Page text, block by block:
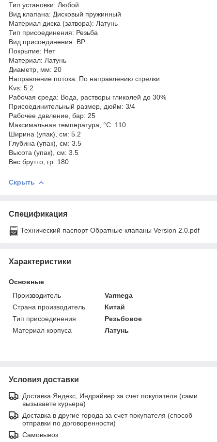
Тип установки: Любой
Вид клапана: Дисковый пружинный
Материал диска (затвора): Латунь
Тип присоединения: Резьба
Вид присоединения: ВР
Покрытие: Нет
Материал: Латунь
Диаметр, мм: 20
Направление потока: По направлению стрелки
Kvs: 5.2
Рабочая среда: Вода, растворы гликолей до 30%
Присоединительный размер, дюйм: 3/4
Рабочее давление, бар: 25
Максимальная температура, °С: 110
Ширина (упак), см: 5.2
Глубина (упак), см: 3.5
Высота (упак), см: 3.5
Вес брутто, гр: 180
Скрыть
Спецификация
Технический паспорт Обратные клапаны Version 2.0.pdf
Характеристики
Основные
Производитель
Varmega
Страна производитель
Китай
Тип присоединения
Резьбовое
Материал корпуса
Латунь
Условия доставки
Доставка Яндекс, Индрайвер за счет покупателя (сами
вызываете курьера)
Доставка в другие города за счет покупателя (способ
отправки по договоренности)
Самовывоз